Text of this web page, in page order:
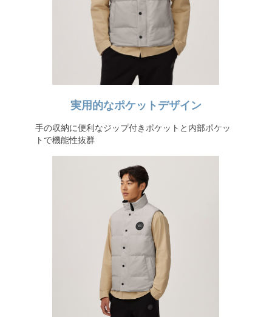
実用的なポケットデザイン
手の収納に便利なジップ付きポケットと内部ポケッ
トで機能性抜群